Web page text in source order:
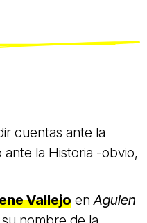
cuentas ante la
la Historia -obvio,
Vallejo en Aguien